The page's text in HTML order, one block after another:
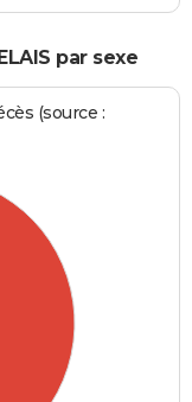
par sexe
(source :